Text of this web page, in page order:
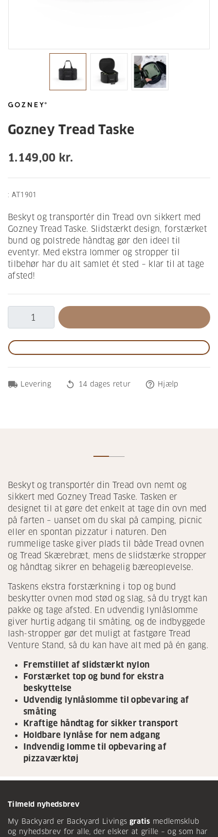
Gozney Tread Taske
1.149,00 kr.
: AT1901
Beskyt og transportér din Tread ovn sikkert med
Gozney Tread Taske. Slidstærkt design, forstærket
bund og polstrede håndtag gør den ideel til
eventyr. Med ekstra lommer og stropper til
tilbehør har du alt samlet ét sted – klar til at tage
afsted!
local_shipping Levering replay 14 dages retur help_outline Hjælp
Beskyt og transportér din Tread ovn nemt og
sikkert med Gozney Tread Taske. Tasken er
designet til at gøre det enkelt at tage din ovn med
på farten – uanset om du skal på camping, picnic
eller en spontan pizzatur i naturen. Den
rummelige taske giver plads til både Tread ovnen
og Tread Skærebræt, mens de slidstærke stropper
og håndtag sikrer en behagelig bæreoplevelse.
Taskens ekstra forstærkning i top og bund
beskytter ovnen mod stød og slag, så du trygt kan
pakke og tage afsted. En udvendig lynlåslomme
giver hurtig adgang til småting, og de indbyggede
lash-stropper gør det muligt at fastgøre Tread
Venture Stand, så du kan have alt med på én gang.
Fremstillet af slidstærkt nylon
Forstærket top og bund for ekstra
beskyttelse
Udvendig lynlåslomme til opbevaring af
småting
Kraftige håndtag for sikker transport
Holdbare lynlåse for nem adgang
Indvendig lomme til opbevaring af
pizzaværktøj
Tilmeld nyhedsbrev
My Backyard er Backyard Livings gratis medlemsklub
og nyhedsbrev for alle, der elsker at grille – og som har